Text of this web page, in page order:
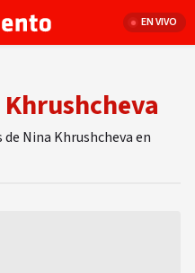
EN VIVO
Nina Khrushcheva en